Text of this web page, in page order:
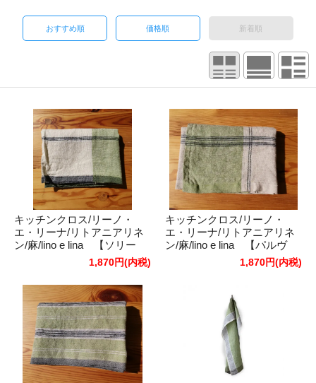
おすすめ順 価格順 新着順
キッチンクロス/リーノ・
エ・リーナ/リトアニアリネ
ン/麻/lino e lina 【ソリー
1,870円(内税)
キッチンクロス/リーノ・
エ・リーナ/リトアニアリネ
ン/麻/lino e lina 【パルヴ
1,870円(内税)